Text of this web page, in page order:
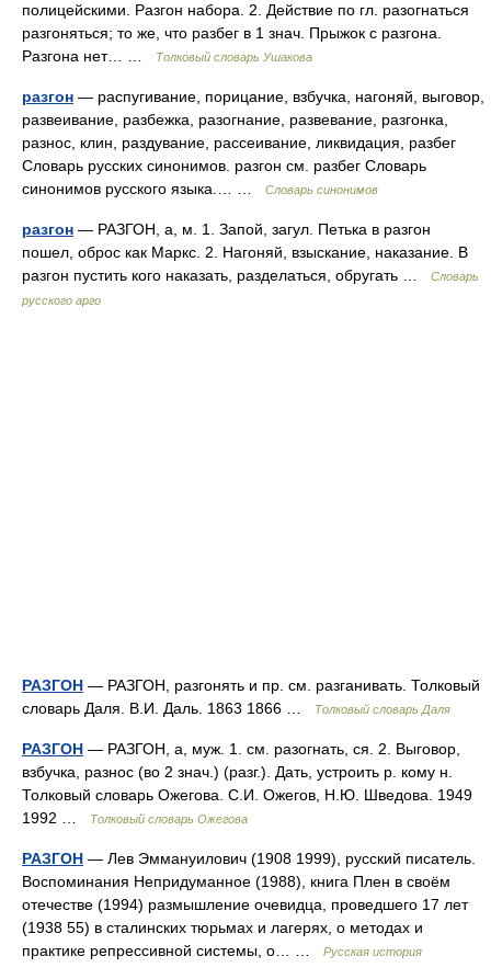
полицейскими. Разгон набора. 2. Действие по гл. разогнаться
разгоняться; то же, что разбег в 1 знач. Прыжок с разгона.
Разгона нет… …
Толковый словарь Ушакова
разгон — распугивание, порицание, взбучка, нагоняй, выговор,
развеивание, разбежка, разогнание, развевание, разгонка,
разнос, клин, раздувание, рассеивание, ликвидация, разбег
Словарь русских синонимов. разгон см. разбег Словарь
синонимов русского языка.… …
Словарь синонимов
разгон — РАЗГОН, а, м. 1. Запой, загул. Петька в разгон
пошел, оброс как Маркс. 2. Нагоняй, взыскание, наказание. В
разгон пустить кого наказать, разделаться, обругать …
Словарь
русского арго
РАЗГОН — РАЗГОН, разгонять и пр. см. разганивать. Толковый
словарь Даля. В.И. Даль. 1863 1866 …
Толковый словарь Даля
РАЗГОН — РАЗГОН, а, муж. 1. см. разогнать, ся. 2. Выговор,
взбучка, разнос (во 2 знач.) (разг.). Дать, устроить р. кому н.
Толковый словарь Ожегова. С.И. Ожегов, Н.Ю. Шведова. 1949
1992 …
Толковый словарь Ожегова
РАЗГОН — Лев Эммануилович (1908 1999), русский писатель.
Воспоминания Непридуманное (1988), книга Плен в своём
отечестве (1994) размышление очевидца, проведшего 17 лет
(1938 55) в сталинских тюрьмах и лагерях, о методах и
практике репрессивной системы, о… …
Русская история